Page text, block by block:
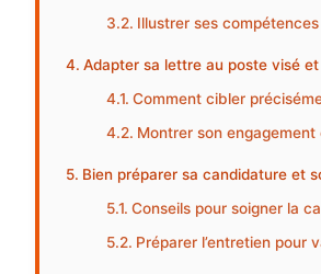
Illustrer ses
Adapter sa lettre au poste visé
Comment cibler
Montrer son engagement
Bien préparer sa candidature et
Conseils pour soigner la
Préparer l’entretien pour